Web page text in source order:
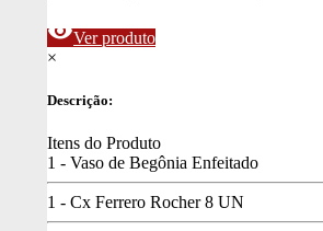
visibilityVer produto
×
Descrição:
Itens do Produto
1 - Vaso de Begônia Enfeitado
1 - Cx Ferrero Rocher 8 UN